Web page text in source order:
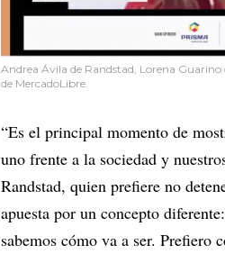
Andrea Ávila de Randstad, Lorena Guarino
de MercadoLibre.
“Es el principal momento de
uno frente a la sociedad y
Randstad, quien prefiere no
apuesta por un concepto
sabemos cómo va a ser.